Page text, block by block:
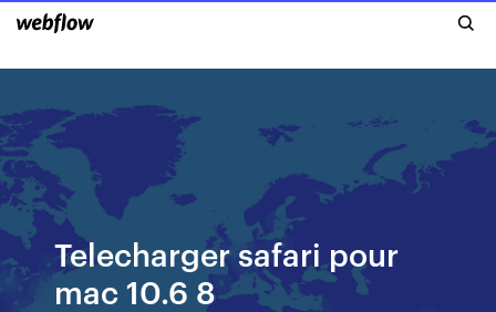
Telecharger safari pour
mac 10.6 8